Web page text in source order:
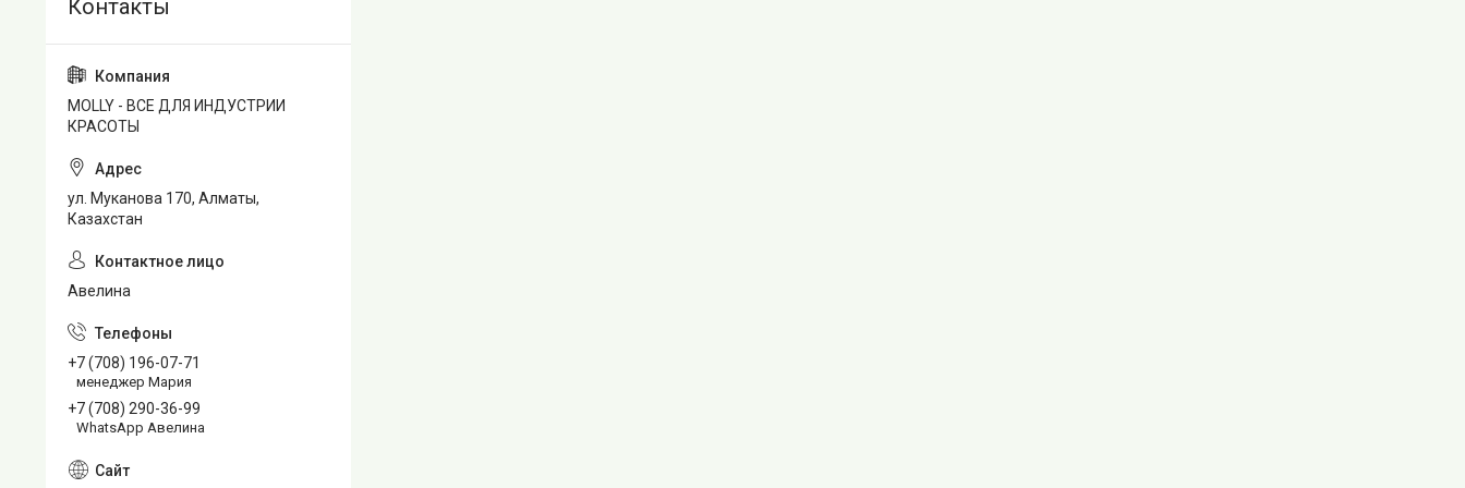
MOLLY - ВСЕ ДЛЯ ИНДУСТРИИ
КРАСОТЫ
ул. Муканова 170, Алматы,
Казахстан
Авелина
+7 (708) 196-07-71
менеджер Мария
+7 (708) 290-36-99
WhatsApp Авелина